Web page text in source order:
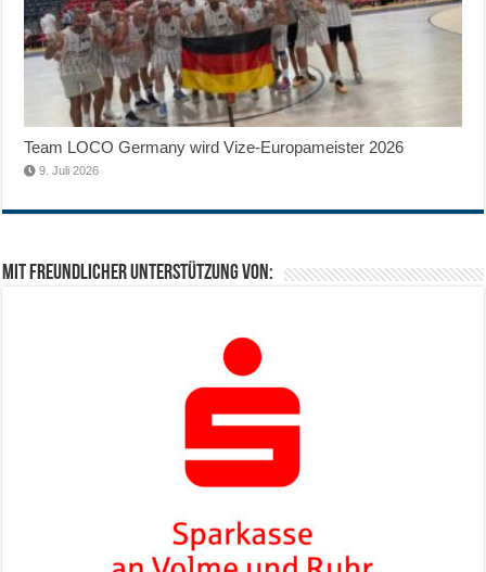
Team LOCO Germany wird Vize-Europameister 2026
9. Juli 2026
Mit freundlicher Unterstützung von: